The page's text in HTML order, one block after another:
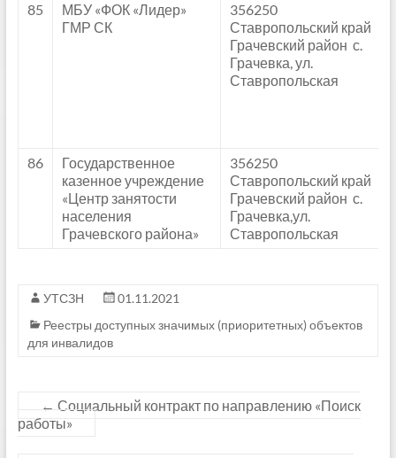
85
МБУ «ФОК «Лидер»
ГМР СК
356250
Ставропольский край
Грачевский район с.
Грачевка, ул.
Ставропольская
86
Государственное
казенное учреждение
«Центр занятости
населения
Грачевского района»
356250
Ставропольский край
Грачевский район с.
Грачевка,ул.
Ставропольская
УТСЗН
01.11.2021
Реестры доступных значимых (приоритетных) объектов
для инвалидов
← Социальный контракт по направлению «Поиск
работы»